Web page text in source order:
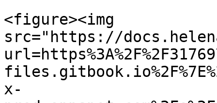
<figure><img
src="https://
x-